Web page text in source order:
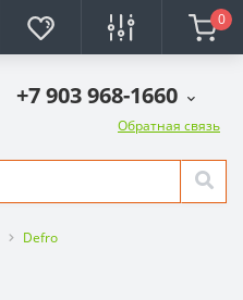
0
+7 903 968-1660
Обратная связь
Defro